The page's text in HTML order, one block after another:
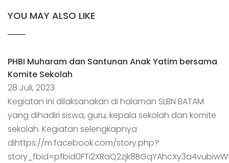
YOU MAY ALSO LIKE
PHBI Muharam dan Santunan Anak Yatim bersama
Komite Sekolah
28 Juli, 2023
Kegiatan ini dilaksanakan di halaman SLBN BATAM
yang dihadiri siswa, guru, kepala sekolah dan komite
sekolah. Kegiatan selengkapnya
dihttps://m.facebook.com/story.php?